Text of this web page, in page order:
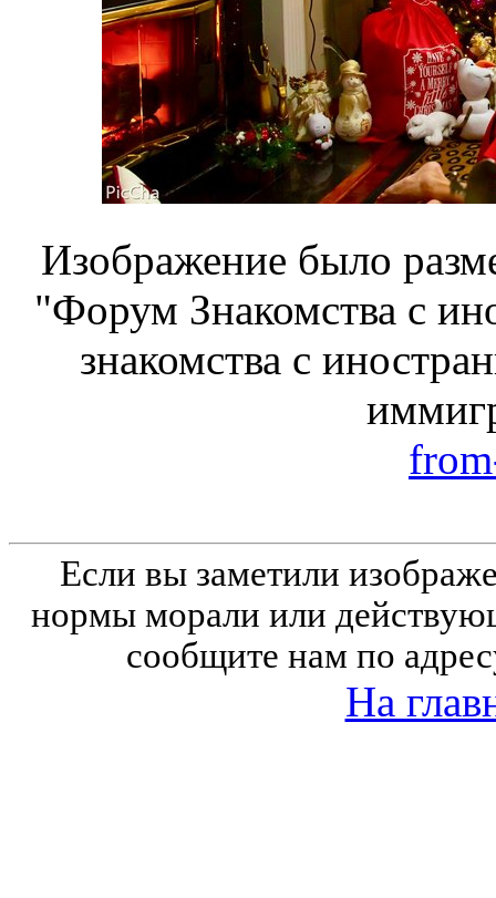
Изображение было
"Форум Знакомства с
знакомства с
Если вы заметили
нормы морали или
сообщите нам по
На